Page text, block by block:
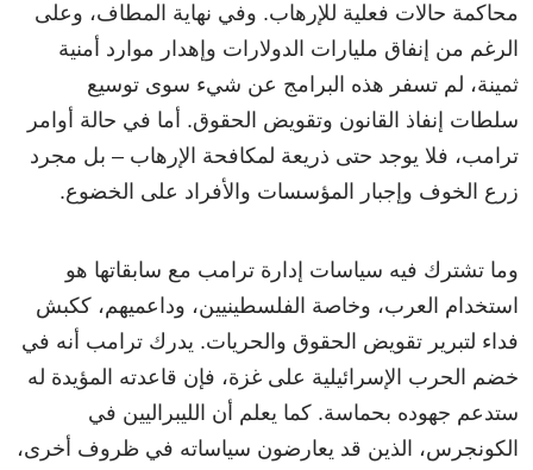
محاكمة حالات فعلية للإرهاب. وفي نهاية المطاف، وعلى
الرغم من إنفاق مليارات الدولارات وإهدار موارد أمنية
ثمينة، لم تسفر هذه البرامج عن شيء سوى توسيع
سلطات إنفاذ القانون وتقويض الحقوق. أما في حالة أوامر
ترامب، فلا يوجد حتى ذريعة لمكافحة الإرهاب – بل مجرد
زرع الخوف وإجبار المؤسسات والأفراد على الخضوع.
وما تشترك فيه سياسات إدارة ترامب مع سابقاتها هو
استخدام العرب، وخاصة الفلسطينيين، وداعميهم، ككبش
فداء لتبرير تقويض الحقوق والحريات. يدرك ترامب أنه في
خضم الحرب الإسرائيلية على غزة، فإن قاعدته المؤيدة له
ستدعم جهوده بحماسة. كما يعلم أن الليبراليين في
الكونجرس، الذين قد يعارضون سياساته في ظروف أخرى،